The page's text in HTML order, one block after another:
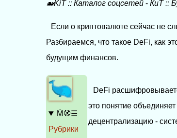
🐋KiT::Каталог соцсетей -КиТ::
Если о криптовалюте сейчас не
Разбираемся, что такое DeFi, как
будущим финансов.
DeFi
это понятие
децентрализацию -
Ḿ🧭☰
Рубрики